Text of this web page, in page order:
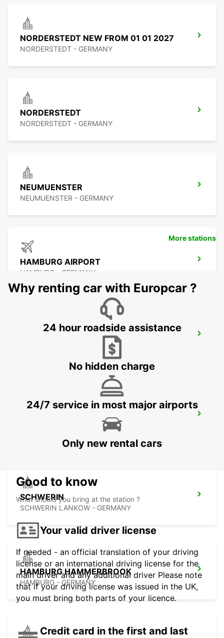
NORDERSTEDT NEW FROM 01 01 2027
NORDERSTEDT - GERMANY
NORDERSTEDT
NORDERSTEDT - GERMANY
NEUMUENSTER
NEUMUENSTER - GERMANY
HAMBURG AIRPORT
HAMBURG - GERMANY
HAMBURG WANDSBEK
HAMBURG BERGEDORF NEW FROM 1 10
SCHWERIN
SCHWERIN LANKOW - GERMANY
HAMBURG HAMMERBROOK
HAMBURG - GERMANY
More stations
Why renting car with Europcar ?
24 hour roadside assistance
No hidden charge
24/7 service in most major airports
Only new rental cars
Good to know
What should you bring at the station ?
Your valid driver license
If needed - an official translation of your driving
license or an international driving license for the
main driver and any additional driver Please note
that if your driving license was issued in the UK,
you must bring both parts of your licence.
Credit card in the first and last